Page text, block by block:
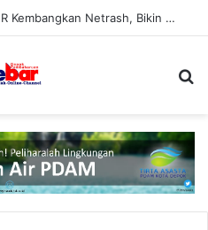
Dosen Ilmu Komputer UPER Kembangkan Netrash, Bikin Pengelolaan Sampah Makin Efisien